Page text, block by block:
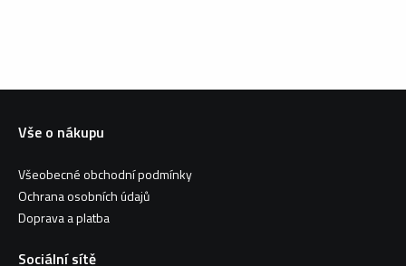
Vše o nákupu
Všeobecné obchodní podmínky
Ochrana osobních údajů
Doprava a platba
Sociální sítě